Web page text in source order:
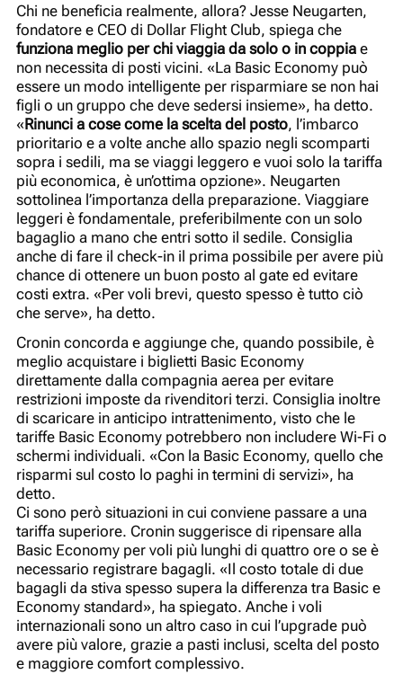
Chi ne beneficia realmente, allora? Jesse Neugarten,
fondatore e CEO di Dollar Flight Club, spiega che
funziona meglio per chi viaggia da solo o in coppiae
non necessita di posti vicini. «La Basic Economy può
essere un modo intelligente per risparmiare se non hai
figli o un gruppo che deve sedersi insieme», ha detto.
«Rinunci a cose come la scelta del posto, l’imbarco
prioritario e a volte anche allo spazio negli scomparti
sopra i sedili, ma se viaggi leggero e vuoi solo la tariffa
più economica, è un’ottima opzione». Neugarten
sottolinea l’importanza della preparazione. Viaggiare
leggeri è fondamentale, preferibilmente con un solo
bagaglio a mano che entri sotto il sedile. Consiglia
anche di fare il check-in il prima possibile per avere più
chance di ottenere un buon posto al gate ed evitare
costi extra. «Per voli brevi, questo spesso è tutto ciò
che serve», ha detto.
Cronin concorda e aggiunge che, quando possibile, è
meglio acquistare i biglietti Basic Economy
direttamente dalla compagnia aerea per evitare
restrizioni imposte da rivenditori terzi. Consiglia inoltre
di scaricare in anticipo intrattenimento, visto che le
tariffe Basic Economy potrebbero non includere Wi-Fi o
schermi individuali. «Con la Basic Economy, quello che
risparmi sul costo lo paghi in termini di servizi», ha
detto.
Ci sono però situazioni in cui conviene passare a una
tariffa superiore. Cronin suggerisce di ripensare alla
Basic Economy per voli più lunghi di quattro ore o se è
necessario registrare bagagli. «Il costo totale di due
bagagli da stiva spesso supera la differenza tra Basic e
Economy standard», ha spiegato. Anche i voli
internazionali sono un altro caso in cui l’upgrade può
avere più valore, grazie a pasti inclusi, scelta del posto
e maggiore comfort complessivo.